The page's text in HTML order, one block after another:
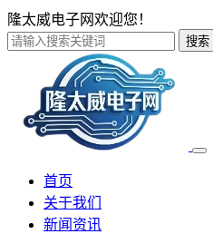
隆太威电子网欢迎您！
搜索
首页
关于我们
新闻资讯